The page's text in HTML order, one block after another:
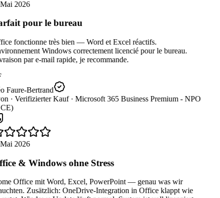
2026
pour le bureau
fonctionne très bien — Word et Excel réactifs.
Windows correctement licencié pour le bureau.
par e-mail rapide, je recommande.
Faure-Bertrand
· Verifizierter Kauf · Microsoft 365 Business Premium - NPO
2026
& Windows ohne Stress
Office mit Word, Excel, PowerPoint — genau was wir
Zusätzlich: OneDrive-Integration in Office klappt wie